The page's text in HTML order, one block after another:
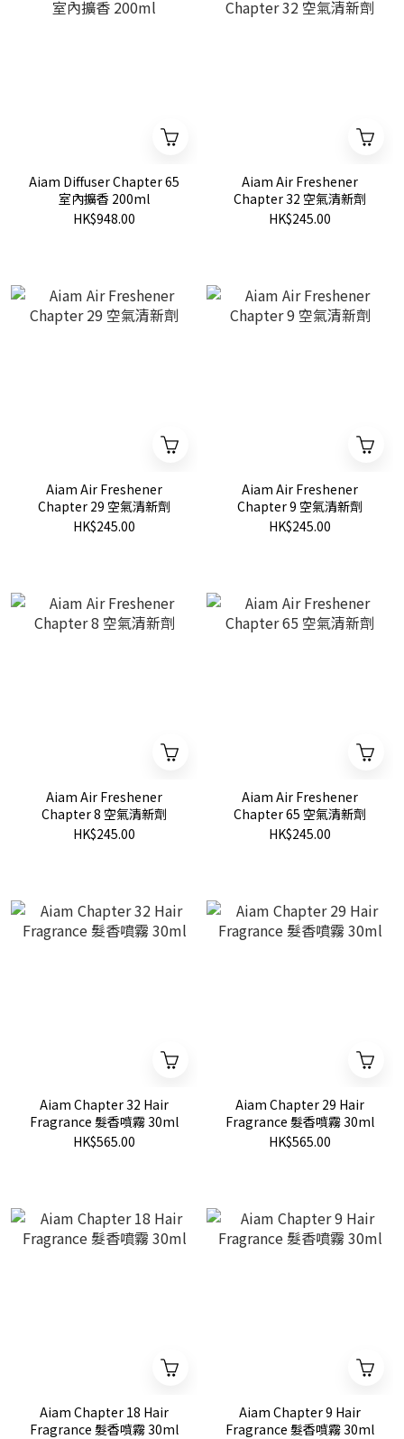
Aiam Diffuser Chapter 65
室內擴香 200ml
HK$948.00
Aiam Air Freshener
Chapter 32 空氣清新劑
HK$245.00
Aiam Air Freshener
Chapter 29 空氣清新劑
HK$245.00
Aiam Air Freshener
Chapter 9 空氣清新劑
HK$245.00
Aiam Air Freshener
Chapter 8 空氣清新劑
HK$245.00
Aiam Air Freshener
Chapter 65 空氣清新劑
HK$245.00
Aiam Chapter 32 Hair
Fragrance 髮香噴霧 30ml
HK$565.00
Aiam Chapter 29 Hair
Fragrance 髮香噴霧 30ml
HK$565.00
Aiam Chapter 18 Hair
Fragrance 髮香噴霧 30ml
Aiam Chapter 9 Hair
Fragrance 髮香噴霧 30ml